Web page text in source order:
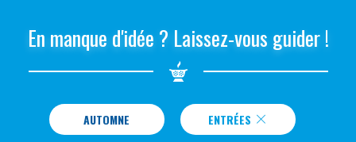
En manque d'idée ? Laissez-vous guider !
AUTOMNE ENTRÉES